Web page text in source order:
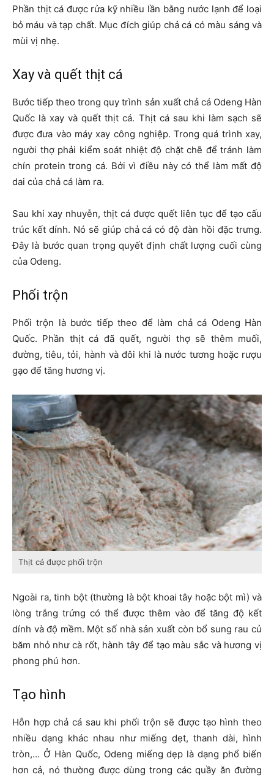
Phần thịt cá được rửa kỹ nhiều lần bằng nước lạnh để loại
bỏ máu và tạp chất. Mục đích giúp chả cá có màu sáng và
mùi vị nhẹ.
Xay và quết thịt cá
Bước tiếp theo trong quy trình sản xuất chả cá Odeng Hàn
Quốc là xay và quết thịt cá. Thịt cá sau khi làm sạch sẽ
được đưa vào máy xay công nghiệp. Trong quá trình xay,
người thợ phải kiểm soát nhiệt độ chặt chẽ để tránh làm
chín protein trong cá. Bởi vì điều này có thể làm mất độ
dai của chả cá làm ra.
Sau khi xay nhuyễn, thịt cá được quết liên tục để tạo cấu
trúc kết dính. Nó sẽ giúp chả cá có độ đàn hồi đặc trưng.
Đây là bước quan trọng quyết định chất lượng cuối cùng
của Odeng.
Phối trộn
Phối trộn là bước tiếp theo để làm chả cá Odeng Hàn
Quốc. Phần thịt cá đã quết, người thợ sẽ thêm muối,
đường, tiêu, tỏi, hành và đôi khi là nước tương hoặc rượu
gạo để tăng hương vị.
Thịt cá được phối trộn
Ngoài ra, tinh bột (thường là bột khoai tây hoặc bột mì) và
lòng trắng trứng có thể được thêm vào để tăng độ kết
dính và độ mềm. Một số nhà sản xuất còn bổ sung rau củ
băm nhỏ như cà rốt, hành tây để tạo màu sắc và hương vị
phong phú hơn.
Tạo hình
Hỗn hợp chả cá sau khi phối trộn sẽ được tạo hình theo
nhiều dạng khác nhau như miếng dẹt, thanh dài, hình
tròn,… Ở Hàn Quốc, Odeng miếng dẹp là dạng phổ biến
hơn cả, nó thường được dùng trong các quầy ăn đường